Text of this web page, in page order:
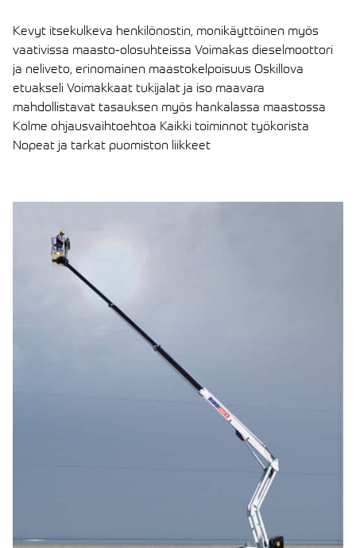
Kevyt itsekulkeva henkilönostin, monikäyttöinen myös
vaativissa maasto-olosuhteissa Voimakas dieselmoottori
ja neliveto, erinomainen maastokelpoisuus Oskillova
etuakseli Voimakkaat tukijalat ja iso maavara
mahdollistavat tasauksen myös hankalassa maastossa
Kolme ohjausvaihtoehtoa Kaikki toiminnot työkorista
Nopeat ja tarkat puomiston liikkeet